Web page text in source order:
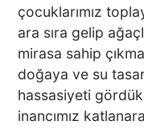
çocuklarımız
ara sıra gelip
mirasa sahip
doğaya ve su
hassasiyeti
inancımız